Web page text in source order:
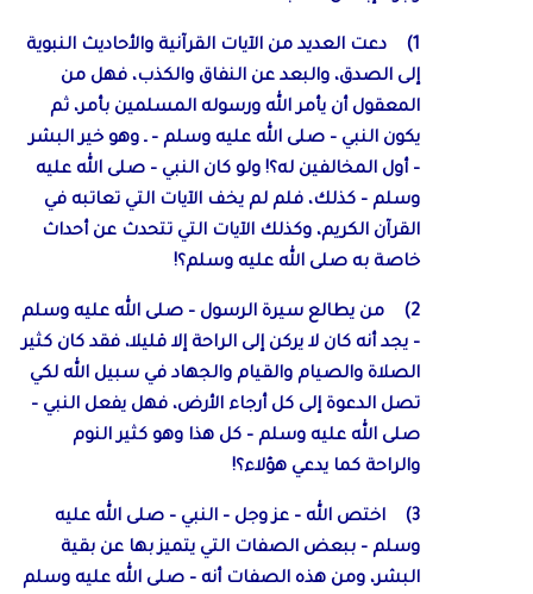
1) دعت العديد من الآيات القرآنية والأحاديث النبوية
إلى الصدق، والبعد عن النفاق والكذب، فهل من
المعقول أن يأمر الله ورسوله المسلمين بأمر، ثم
يكون النبي – صلى الله عليه وسلم – ـ وهو خير البشر
– أول المخالفين له؟! ولو كان النبي – صلى الله عليه
وسلم – كذلك، فلم لم يخف الآيات التي تعاتبه في
القرآن الكريم، وكذلك الآيات التي تتحدث عن أحداث
خاصة به صلى الله عليه وسلم؟!
2) من يطالع سيرة الرسول – صلى الله عليه وسلم
– يجد أنه كان لا يركن إلى الراحة إلا قليلا، فقد كان كثير
الصلاة والصيام والقيام والجهاد في سبيل الله لكي
تصل الدعوة إلى كل أرجاء الأرض، فهل يفعل النبي –
صلى الله عليه وسلم – كل هذا وهو كثير النوم
والراحة كما يدعي هؤلاء؟!
3) اختص الله – عز وجل – النبي – صلى الله عليه
وسلم – ببعض الصفات التي يتميز بها عن بقية
البشر، ومن هذه الصفات أنه – صلى الله عليه وسلم